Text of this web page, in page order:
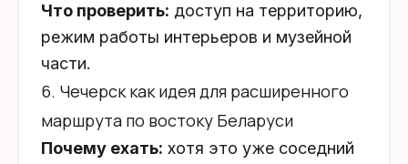
Что проверить: доступ на территорию,
режим работы интерьеров и музейной
части.
6. Чечерск как идея для расширенного
маршрута по востоку Беларуси
Почему ехать: хотя это уже соседний